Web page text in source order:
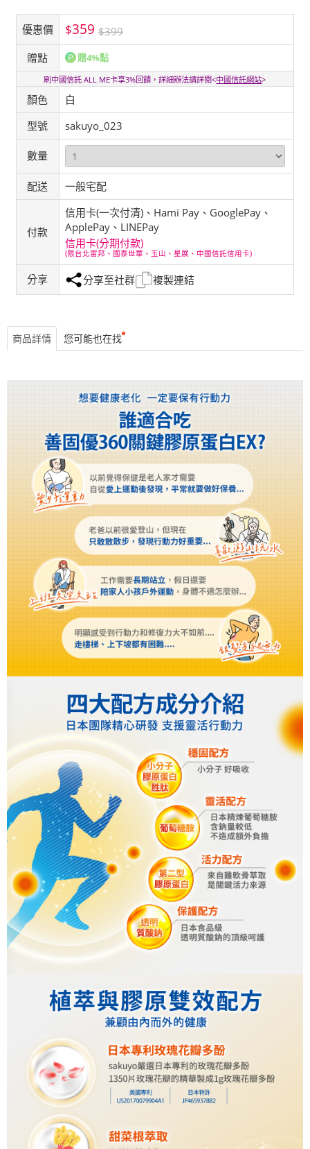
優惠價 $359 $399
贈點
贈4%點
刷中國信託 ALL ME卡享3%回饋，詳細辦法請詳閱<中國信託網站>
顏色
白
型號
sakuyo_023
數量
配送 一般宅配
付款
信用卡(一次付清)、Hami Pay、GooglePay、
ApplePay、LINEPay
信用卡(分期付款)
(限台北富邦、國泰世華、玉山、星展、中國信託信用卡)
分享 分享至社群 複製連結
商品詳情 您可能也在找